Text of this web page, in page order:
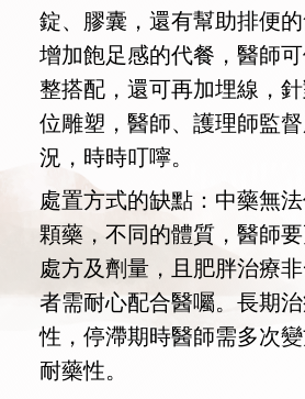
錠、膠囊，還有幫助排便
增加飽足感的代餐，醫師
整搭配，還可再加埋線，
位雕塑，醫師、護理師監
況，時時叮嚀。
處置方式的缺點：中藥無
顆藥，不同的體質，醫師
處方及劑量，且肥胖治療
者需耐心配合醫囑。長期
性，停滯期時醫師需多次
耐藥性。